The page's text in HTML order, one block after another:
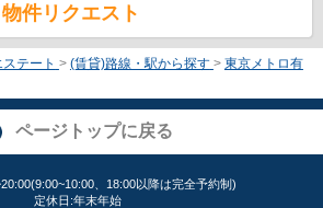
物件リクエスト
テート > (賃貸)路線・駅から探す > 東京メトロ有
ページトップに戻る
、18:00以降は完全予約制)
定休日:年末年始